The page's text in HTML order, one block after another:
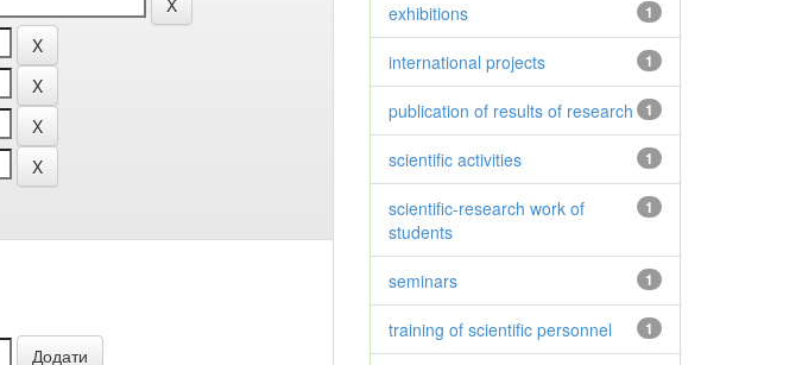
1
exhibitions
1
international projects
1
publication of results of research
1
scientific activities
1
scientific-research work of
students
1
seminars
1
training of scientific personnel